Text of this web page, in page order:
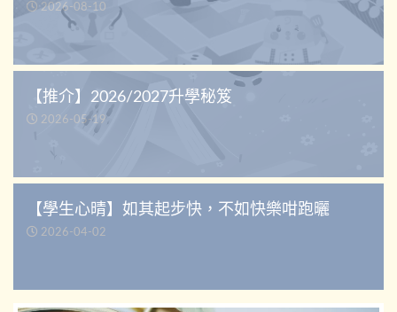
2026-08-10
【推介】2026/2027升學秘笈
2026-05-19
【學生心晴】如其起步快，不如快樂咁跑曬
2026-04-02